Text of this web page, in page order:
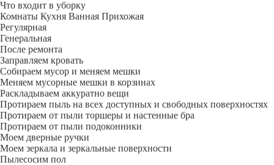
Что входит в уборку
Регу­лярная
Гене­ральная
После ремонта
Заправляем кровать
Собираем мусор и меняем мешки
Меняем мусорные мешки в корзинах
Раскладываем аккуратно вещи
Протираем пыль на всех доступных и свободных поверхностях
Протираем от пыли торшеры и настенные бра
Протираем от пыли подоконники
Моем дверные ручки
Моем зеркала и зеркальные поверхности
Пылесосим пол